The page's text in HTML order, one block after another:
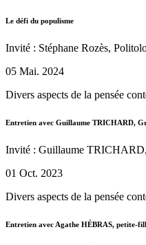
Le défi du populisme
Invité : Stéphane Rozès,
05 Mai. 2024
Divers aspects de la pensée
Entretien avec Guillaume TRICHARD,
Invité : Guillaume
01 Oct. 2023
Divers aspects de la pensée
Entretien avec Agathe HÉBRAS, petite-